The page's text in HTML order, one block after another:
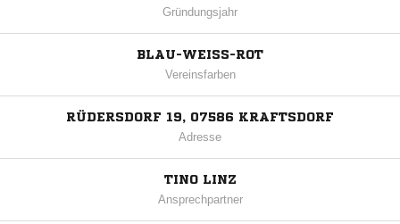
Gründungsjahr
BLAU-WEISS-ROT
Vereinsfarben
RÜDERSDORF 19, 07586 KRAFTSDORF
Adresse
TINO LINZ
Ansprechpartner